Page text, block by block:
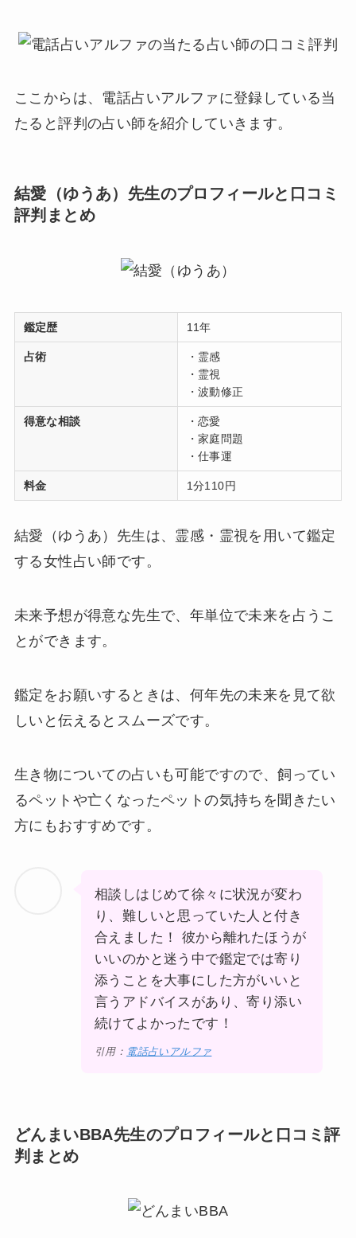
ここからは、電話占いアルファに登録している当
たると評判の占い師を紹介していきます。
結愛（ゆうあ）先生のプロフィールと口コミ
評判まとめ
鑑定歴 11年
占術
・霊感
・霊視
・波動修正
得意な相談
・恋愛
・家庭問題
・仕事運
料金 1分110円
結愛（ゆうあ）先生は、霊感・霊視を用いて鑑定
する女性占い師です。
未来予想が得意な先生で、年単位で未来を占うこ
とができます。
鑑定をお願いするときは、何年先の未来を見て欲
しいと伝えるとスムーズです。
生き物についての占いも可能ですので、飼ってい
るペットや亡くなったペットの気持ちを聞きたい
方にもおすすめです。
相談しはじめて徐々に状況が変わ
り、難しいと思っていた人と付き
合えました！ 彼から離れたほうが
いいのかと迷う中で鑑定では寄り
添うことを大事にした方がいいと
言うアドバイスがあり、寄り添い
続けてよかったです！
引用： 電話占いアルファ
どんまいBBA先生のプロフィールと口コミ評
判まとめ